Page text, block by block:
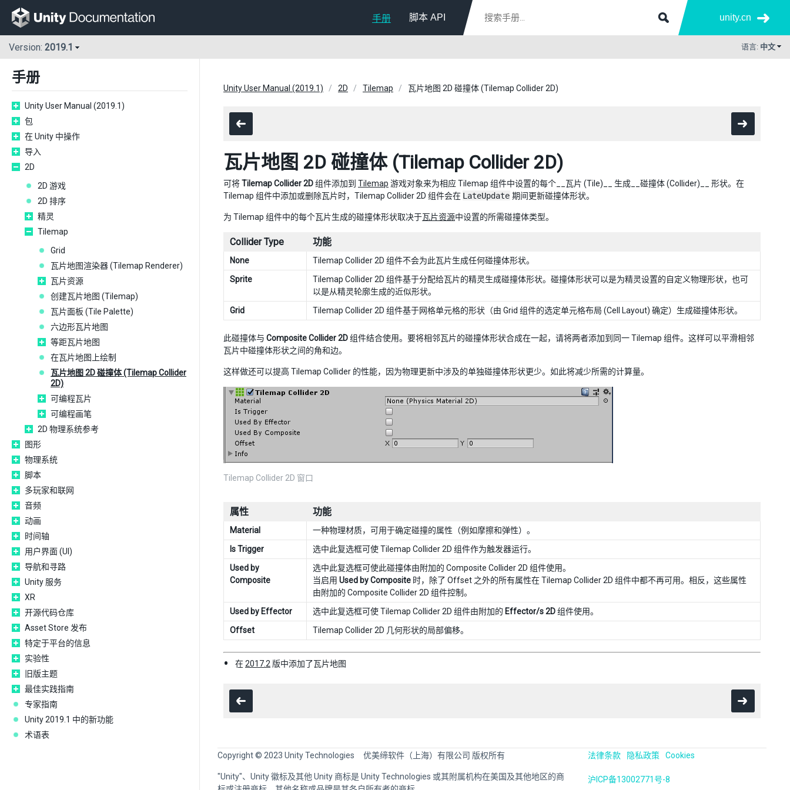
手册 脚本 API unity.cn
Version: 2019.1 语言: 中文
手册
Unity User Manual (2019.1)
包
在 Unity 中操作
导入
2D
2D 游戏
2D 排序
精灵
Tilemap
Grid
瓦片地图渲染器 (Tilemap Renderer)
瓦片资源
创建瓦片地图 (Tilemap)
瓦片面板 (Tile Palette)
六边形瓦片地图
等距瓦片地图
在瓦片地图上绘制
瓦片地图 2D 碰撞体 (Tilemap Collider
2D)
可编程瓦片
可编程画笔
2D 物理系统参考
图形
物理系统
脚本
多玩家和联网
音频
动画
时间轴
用户界面 (UI)
导航和寻路
Unity 服务
XR
开源代码仓库
Asset Store 发布
特定于平台的信息
实验性
旧版主题
最佳实践指南
专家指南
Unity 2019.1 中的新功能
术语表
Unity User Manual (2019.1) 2D Tilemap 瓦片地图 2D 碰撞体 (Tilemap Collider 2D)
瓦片地图 2D 碰撞体 (Tilemap Collider 2D)
可将Tilemap Collider 2D组件添加到 Tilemap 游戏对象来为相应 Tilemap 组件中设置的每个__瓦片 (Tile)__ 生成__碰撞体 (Collider)__ 形状。在
Tilemap 组件中添加或删除瓦片时，Tilemap Collider 2D 组件会在 LateUpdate 期间更新碰撞体形状。
为 Tilemap 组件中的每个瓦片生成的碰撞体形状取决于瓦片资源中设置的所需碰撞体类型。
Collider Type 功能
None
Tilemap Collider 2D 组件不会为此瓦片生成任何碰撞体形状。
Sprite
Tilemap Collider 2D 组件基于分配给瓦片的精灵生成碰撞体形状。碰撞体形状可以是为精灵设置的自定义物理形状，也可
以是从精灵轮廓生成的近似形状。
Grid
Tilemap Collider 2D 组件基于网格单元格的形状（由 Grid 组件的选定单元格布局 (Cell Layout) 确定）生成碰撞体形状。
此碰撞体与 Composite Collider 2D组件结合使用。要将相邻瓦片的碰撞体形状合成在一起，请将两者添加到同一 Tilemap 组件。这样可以平滑相邻
瓦片中碰撞体形状之间的角和边。
这样做还可以提高 Tilemap Collider 的性能，因为物理更新中涉及的单独碰撞体形状更少。如此将减少所需的计算量。
Tilemap Collider 2D 窗口
属性 功能
Material
一种物理材质，可用于确定碰撞的属性（例如摩擦和弹性）。
Is Trigger
选中此复选框可使 Tilemap Collider 2D 组件作为触发器运行。
Used by
Composite
选中此复选框可使此碰撞体由附加的 Composite Collider 2D 组件使用。
当启用 Used by Composite 时，除了 Offset 之外的所有属性在 Tilemap Collider 2D 组件中都不再可用。相反，这些属性
由附加的 Composite Collider 2D 组件控制。
Used by Effector
选中此复选框可使 Tilemap Collider 2D 组件由附加的 Effector/s 2D组件使用。
Offset
Tilemap Collider 2D 几何形状的局部偏移。
在2017.2 版中添加了瓦片地图
Copyright © 2023 Unity Technologies 优美缔软件（上海）有限公司 版权所有
"Unity"、Unity 徽标及其他 Unity 商标是 Unity Technologies 或其附属机构在美国及其他地区的商
法律条款 隐私政策 Cookies
沪ICP备13002771号-8